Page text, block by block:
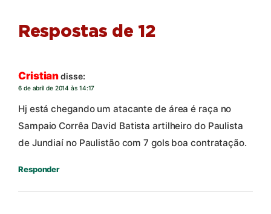
Respostas de 12
Cristiandisse:
6 de abril de 2014 às 14:17
Hj está chegando um atacante de área é raça no
Sampaio Corrêa David Batista artilheiro do Paulista
de Jundiaí no Paulistão com 7 gols boa contratação.
Responder